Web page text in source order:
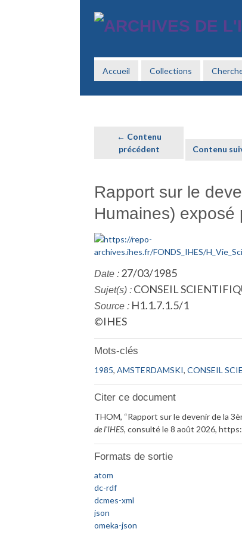
Accueil Collections
← Contenu
précédent
Contenu
Rapport sur le
Humaines)
Date : 27/03/1985
Sujet(s) : CONSEIL
Source : H1.1.7.1.5/1
©IHES
Mots-clés
1985,AMSTERDAMSKI,CONSEIL
Citer ce document
THOM, “Rapport sur le devenir de la
de l'IHES, consulté le 8 août 2026,
Formats de sortie
atom
dc-rdf
dcmes-xml
json
omeka-json